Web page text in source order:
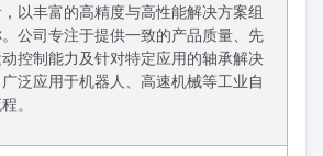
以丰富的高精度与高性能解决方案组
公司专注于提供一致的产品质量、先
控制能力及针对特定应用的轴承解决
泛应用于机器人、高速机械等工业自
。